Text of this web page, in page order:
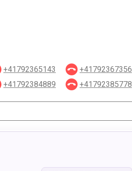
+41792365143 +41792367356
+41792384889 +41792385778